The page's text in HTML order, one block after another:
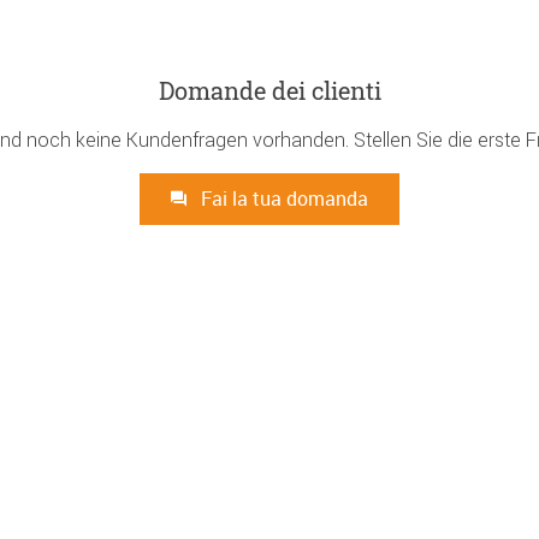
Domande dei clienti
noch keine Kundenfragen vorhanden. Stellen Sie die erste
Fai la tua domanda